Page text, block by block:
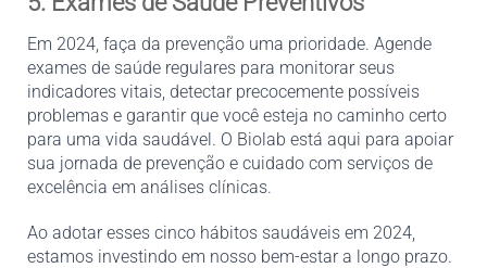
Em 2024, faça da prevenção uma prioridade. Agende
exames de saúde regulares para monitorar seus
indicadores vitais, detectar precocemente possíveis
problemas e garantir que você esteja no caminho certo
para uma vida saudável. O Biolab está aqui para apoiar
sua jornada de prevenção e cuidado com serviços de
excelência em análises clínicas.
Ao adotar esses cinco hábitos saudáveis em 2024,
estamos investindo em nosso bem-estar a longo prazo.